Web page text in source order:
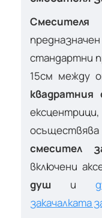
стандартни
15см между
квадратния
смесител
включени
душ и
закачалката